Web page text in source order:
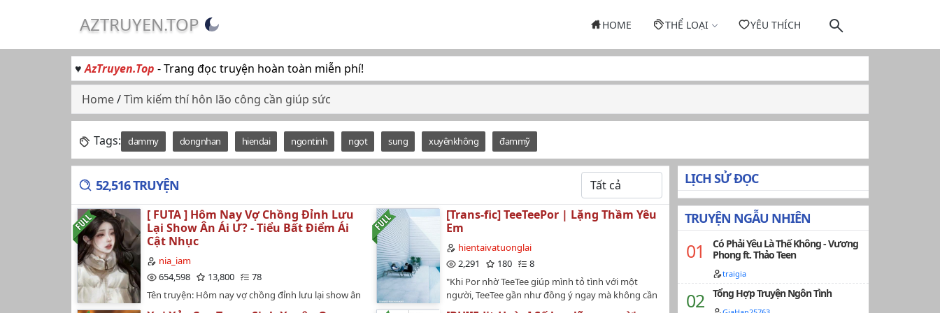
AZTRUYEN.TOP HOME THỂ LOẠI YÊU THÍCH
♥AzTruyen.Top - Trang đọc truyện hoàn toàn miễn phí!
Home/Tìm kiếm thí hôn lão công cần giúp sức
Tags: dammy dongnhan hiendai ngontinh ngọt sung xuyênkhông đammỹ
52,516 TRUYỆN
[ FUTA ] Hôm Nay Vợ Chồng Đỉnh Lưu
Lại Show Ân Ái Ư? - Tiểu Bất Điểm Ái
Cật Nhục
nia_iam
654,598
13,800
78
Tên truyện: Hôm nay vợ chồng đỉnh lưu lại show ân
ái ư!Tác giả: Tiểu Bất Điểm Ái Cật Nhục.Thể loại:
[Trans-fic] TeeTeePor | Lặng Thầm Yêu
Em
hientaivatuonglai
2,291
180
8
"Khi Por nhờ TeeTee giúp mình tỏ tình với một
người, TeeTee gần như đồng ý ngay mà không cần
LỊCH SỬ ĐỌC
TRUYỆN NGẪU NHIÊN
Có Phải Yêu Là Thế Không - Vương
Phong ft. Thảo Teen
traigia
Tổng Hợp Truyện Ngôn Tình